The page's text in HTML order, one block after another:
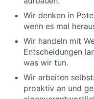
Wir denken in
wenn es mal
Wir handeln mit
Entscheidungen
was wir tun.
Wir arbeiten
proaktiv an und